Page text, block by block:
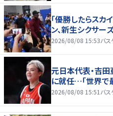
「優勝したらスカ
ン、新生シクサー
2026/08/08 15:53バス
元日本代表・吉
に就任…「世界で
2026/08/08 15:51 バス